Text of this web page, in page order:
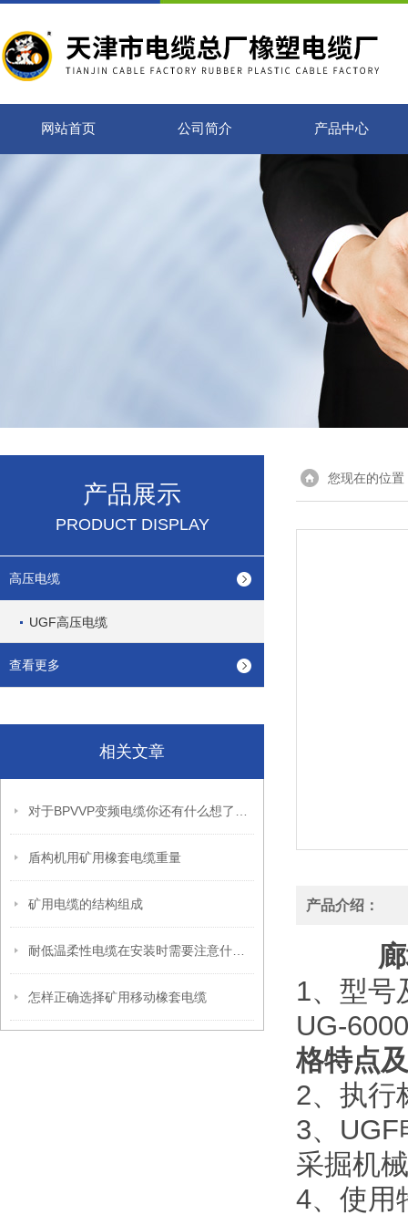
网站首页 公司简介 产品中心
产品展示
PRODUCT DISPLAY
高压电缆
UGF高压电缆
查看更多
相关文章
盾构机用矿用橡套电缆重量
矿用电缆的结构组成
怎样正确选择矿用移动橡套电缆
您现在的位置
产品介绍：
1、型号
UG-
格特点
2、执行
3、
采掘机
4、使用